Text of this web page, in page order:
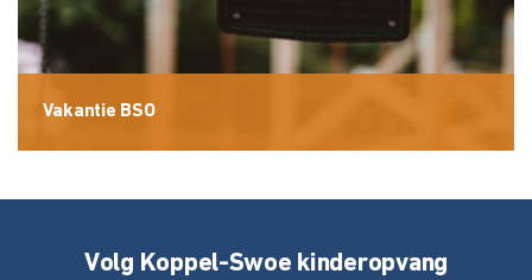
Vakantie BSO
Volg Koppel-Swoe kinderopvang